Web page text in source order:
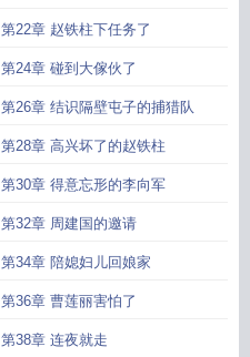
第22章 赵铁柱下任务了
第24章 碰到大傢伙了
第26章 结识隔壁屯子的捕猎队
第28章 高兴坏了的赵铁柱
第30章 得意忘形的李向军
第32章 周建国的邀请
第34章 陪媳妇儿回娘家
第36章 曹莲丽害怕了
第38章 连夜就走